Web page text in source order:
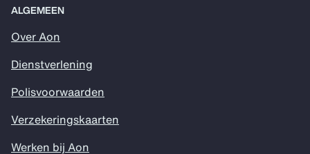
ALGEMEEN
Over Aon
Dienstverlening
Polisvoorwaarden
Verzekeringskaarten
Werken bij Aon